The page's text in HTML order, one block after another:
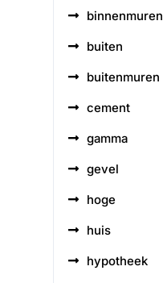
binnenmuren
buiten
buitenmuren
cement
gamma
gevel
hoge
huis
hypotheek